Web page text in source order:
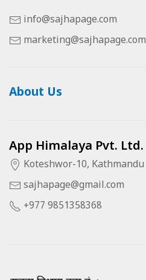
info@sajhapage.com
marketing@sajhapage.com
About Us
App Himalaya Pvt. Ltd.
Koteshwor-10, Kathmandu
sajhapage@gmail.com
+977 9851358368